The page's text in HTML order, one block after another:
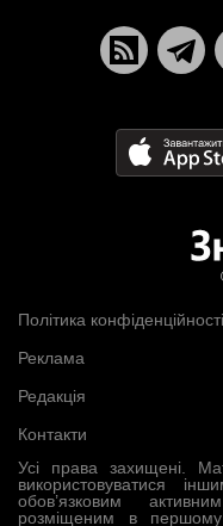
Усі права захищені.
використовуватися
обов’язковим
розміщеним в першому
Політика конфіденційності
Реклама
Редакція
Контакти